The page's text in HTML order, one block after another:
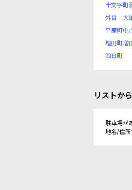
十文字町
外目
大
平鹿町中
増田町増
四日町
リストか
駐車場が
地名/住所